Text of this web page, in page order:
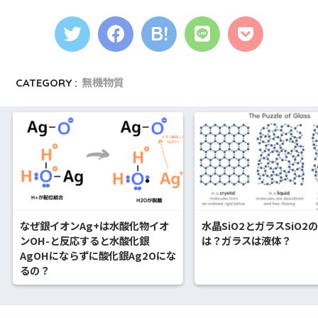
CATEGORY : 無機物質
なぜ銀イオンAg+は水酸化物イオ
ンOH-と反応すると水酸化銀
AgOHにならずに酸化銀Ag2Oにな
るの？
水晶SiO2とガラスSiO2
は？ガラスは液体？